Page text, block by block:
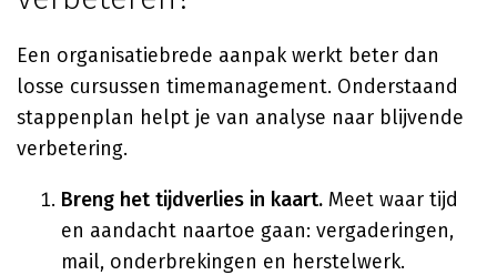
Een organisatiebrede aanpak werkt beter dan
losse cursussen timemanagement. Onderstaand
stappenplan helpt je van analyse naar blijvende
verbetering.
Breng het tijdverlies in kaart. Meet waar tijd
en aandacht naartoe gaan: vergaderingen,
mail, onderbrekingen en herstelwerk.